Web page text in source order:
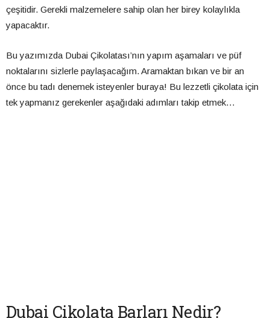
çeşitidir. Gerekli malzemelere sahip olan her birey kolaylıkla
yapacaktır.
Bu yazımızda Dubai Çikolatası’nın yapım aşamaları ve püf
noktalarını sizlerle paylaşacağım. Aramaktan bıkan ve bir an
önce bu tadı denemek isteyenler buraya! Bu lezzetli çikolata için
tek yapmanız gerekenler aşağıdaki adımları takip etmek…
Dubai Çikolata Barları Nedir?